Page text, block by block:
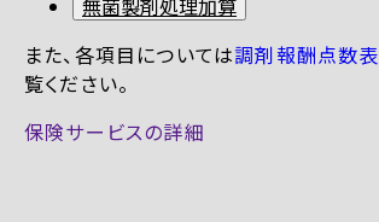
また、各項目については調剤報酬点数表
覧ください。
保険サービスの詳細